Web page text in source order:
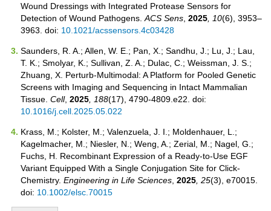
Wound Dressings with Integrated Protease Sensors for
Detection of Wound Pathogens.ACS Sens, 2025, 10(6), 3953–
3963. doi: 10.1021/acssensors.4c03428
Saunders, R. A.; Allen, W. E.; Pan, X.; Sandhu, J.; Lu, J.; Lau,
T. K.; Smolyar, K.; Sullivan, Z. A.; Dulac, C.; Weissman, J. S.;
Zhuang, X. Perturb-Multimodal: A Platform for Pooled Genetic
Screens with Imaging and Sequencing in Intact Mammalian
Tissue. Cell, 2025, 188(17), 4790-4809.e22. doi:
10.1016/j.cell.2025.05.022
Krass, M.; Kolster, M.; Valenzuela, J. I.; Moldenhauer, L.;
Kagelmacher, M.; Niesler, N.; Weng, A.; Zerial, M.; Nagel, G.;
Fuchs, H. Recombinant Expression of a Ready‐to‐Use EGF
Variant Equipped With a Single Conjugation Site for Click‐
Chemistry. Engineering in Life Sciences, 2025, 25(3), e70015.
doi: 10.1002/elsc.70015